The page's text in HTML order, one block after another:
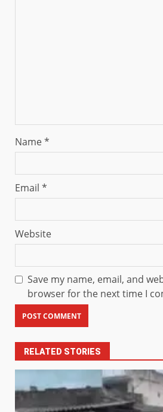
Name*
Email *
Website
Save my name, email, and
browser for the next time I
RELATED STORIES